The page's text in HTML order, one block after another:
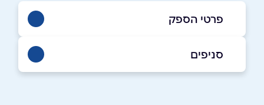
פרטי הספק
סניפים